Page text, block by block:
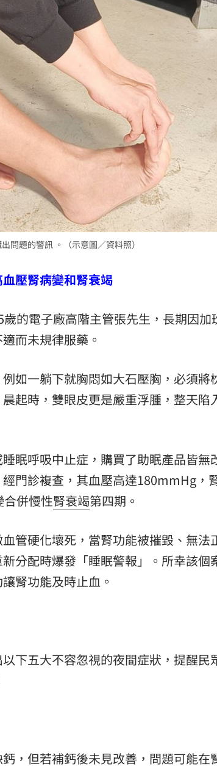
12:00
12:00
問題的警訊 。（示意圖／資料照）
壓腎病變和腎衰竭
的電子廠高階主管張先生，長期因加
而未規律服藥。
如一躺下就胸悶如大石壓胸，必須將
起時，雙眼皮更是嚴重浮腫，整天陷
眠呼吸中止症，購買了助眠產品皆無
門診複查，其血壓高達180mmHg，
併慢性腎衰竭第四期。
管硬化壞死，當腎功能被摧毀、無法
分配時爆發「睡眠警報」。所幸該個
腎功能及時止血。
下五大不容忽視的夜間症狀，提醒民
，但若補鈣後未見改善，問題可能在